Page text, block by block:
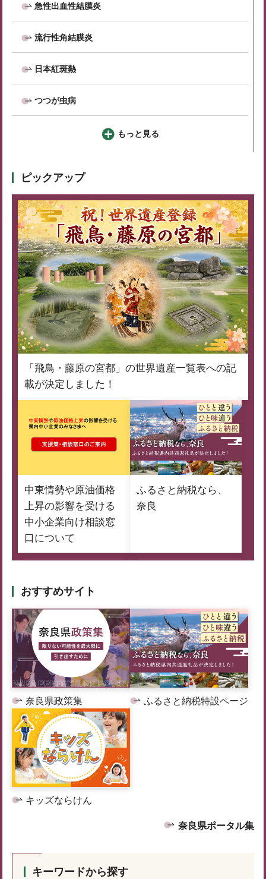
急性出血性結膜炎
流行性角結膜炎
日本紅斑熱
つつが虫病
もっと見る
ピックアップ
「飛鳥・藤原の宮都」の世界遺産一覧表への記
載が決定しました！
中東情勢や原油価格
上昇の影響を受ける
中小企業向け相談窓
口について
ふるさと納税なら、
奈良
おすすめサイト
奈良県政策集 ふるさと納税特設ページ
キッズならけん
奈良県ポータル集
キーワードから探す